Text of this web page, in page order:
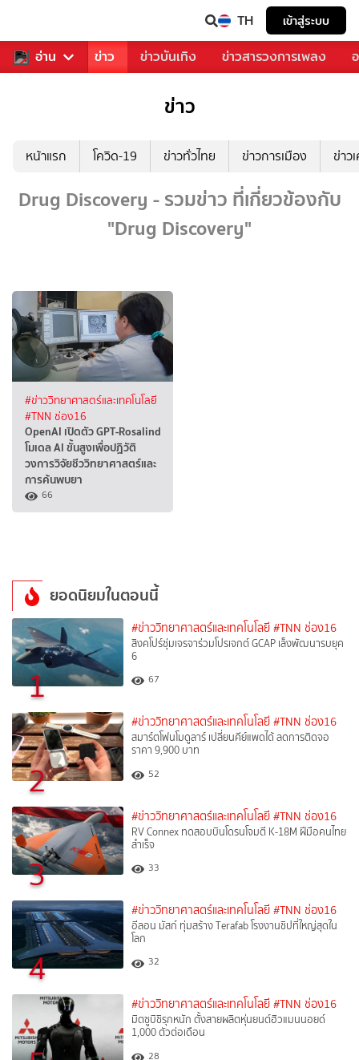
TH เข้าสู่ระบบ
อ่าน
คุณ กีฬา ข่าว ข่าวบันเทิง ข่าวสารวงการเพลง
ข่าว
หน้าแรก โควิด-19 ข่าวทั่วไทย ข่าวการเมือง ข่าว
Drug Discovery - รวมข่าว ที่เกี่ยวข้องกับ
"Drug Discovery"
#ข่าววิทยาศาสตร์และเทคโนโลยี
#TNN ช่อง16
OpenAI เปิดตัว GPT-Rosalind
โมเดล AI ขั้นสูงเพื่อปฏิวัติ
วงการวิจัยชีววิทยาศาสตร์และ
การค้นพบยา
66
ยอดนิยมในตอนนี้
1
#ข่าววิทยาศาสตร์และเทคโนโลยี #TNN ช่อง16
สิงคโปร์ซุ่มเจรจาร่วมโปรเจกต์ GCAP เล็งพัฒนารบยุค
6
67
2
#ข่าววิทยาศาสตร์และเทคโนโลยี #TNN ช่อง16
สมาร์ตโฟนโมดูลาร์ เปลี่ยนคีย์แพดได้ ลดการติดจอ
ราคา 9,900 บาท
52
3
#ข่าววิทยาศาสตร์และเทคโนโลยี #TNN ช่อง16
RV Connex ทดสอบบินโดรนโจมตี K-18M ฝีมือคนไทย
สำเร็จ
33
4
#ข่าววิทยาศาสตร์และเทคโนโลยี #TNN ช่อง16
อีลอน มัสก์ ทุ่มสร้าง Terafab โรงงานชิปที่ใหญ่สุดใน
โลก
32
#ข่าววิทยาศาสตร์และเทคโนโลยี #TNN ช่อง16
มิตซูบิชิรุกหนัก ตั้งสายผลิตหุ่นยนต์ฮิวแมนนอยด์
1,000 ตัวต่อเดือน
28